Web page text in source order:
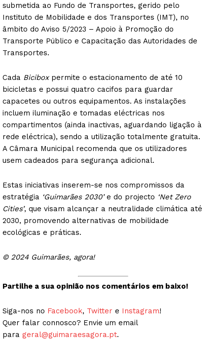
submetida ao Fundo de Transportes, gerido pelo
Instituto de Mobilidade e dos Transportes (IMT), no
âmbito do Aviso 5/2023 – Apoio à Promoção do
Transporte Público e Capacitação das Autoridades de
Transportes.
Cada Biciboxpermite o estacionamento de até 10
bicicletas e possui quatro cacifos para guardar
capacetes ou outros equipamentos. As instalações
incluem iluminação e tomadas eléctricas nos
compartimentos (ainda inactivas, aguardando ligação à
rede eléctrica), sendo a utilização totalmente gratuita.
A Câmara Municipal recomenda que os utilizadores
usem cadeados para segurança adicional.
Estas iniciativas inserem-se nos compromissos da
estratégia ‘Guimarães 2030’e do projecto ‘Net Zero
Cities’, que visam alcançar a neutralidade climática até
2030, promovendo alternativas de mobilidade
ecológicas e práticas.
© 2024 Guimarães, agora!
Partilhe a sua opinião nos comentários em baixo!
Siga-nos no Facebook, Twitter e Instagram!
Quer falar connosco? Envie um email
para geral@guimaraesagora.pt.